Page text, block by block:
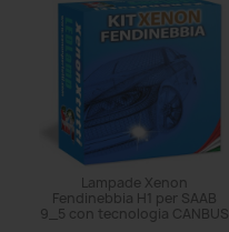
Lampade Xenon
Fendinebbia H1 per SAAB
9_5 con tecnologia CANBUS